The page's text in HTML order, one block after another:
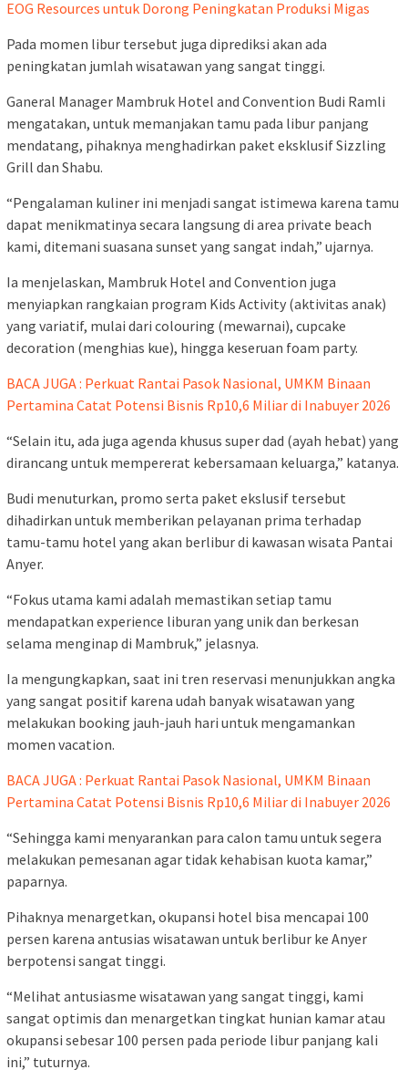
EOG Resources untuk Dorong Peningkatan Produksi Migas
Pada momen libur tersebut juga diprediksi akan ada
peningkatan jumlah wisatawan yang sangat tinggi.
Ganeral Manager Mambruk Hotel and Convention Budi Ramli
mengatakan, untuk memanjakan tamu pada libur panjang
mendatang, pihaknya menghadirkan paket eksklusif Sizzling
Grill dan Shabu.
“Pengalaman kuliner ini menjadi sangat istimewa karena tamu
dapat menikmatinya secara langsung di area private beach
kami, ditemani suasana sunset yang sangat indah,” ujarnya.
Ia menjelaskan, Mambruk Hotel and Convention juga
menyiapkan rangkaian program Kids Activity (aktivitas anak)
yang variatif, mulai dari colouring (mewarnai), cupcake
decoration (menghias kue), hingga keseruan foam party.
BACA JUGA : Perkuat Rantai Pasok Nasional, UMKM Binaan
Pertamina Catat Potensi Bisnis Rp10,6 Miliar di Inabuyer 2026
“Selain itu, ada juga agenda khusus super dad (ayah hebat) yang
dirancang untuk mempererat kebersamaan keluarga,” katanya.
Budi menuturkan, promo serta paket ekslusif tersebut
dihadirkan untuk memberikan pelayanan prima terhadap
tamu-tamu hotel yang akan berlibur di kawasan wisata Pantai
Anyer.
“Fokus utama kami adalah memastikan setiap tamu
mendapatkan experience liburan yang unik dan berkesan
selama menginap di Mambruk,” jelasnya.
Ia mengungkapkan, saat ini tren reservasi menunjukkan angka
yang sangat positif karena udah banyak wisatawan yang
melakukan booking jauh-jauh hari untuk mengamankan
momen vacation.
BACA JUGA : Perkuat Rantai Pasok Nasional, UMKM Binaan
Pertamina Catat Potensi Bisnis Rp10,6 Miliar di Inabuyer 2026
“Sehingga kami menyarankan para calon tamu untuk segera
melakukan pemesanan agar tidak kehabisan kuota kamar,”
paparnya.
Pihaknya menargetkan, okupansi hotel bisa mencapai 100
persen karena antusias wisatawan untuk berlibur ke Anyer
berpotensi sangat tinggi.
“Melihat antusiasme wisatawan yang sangat tinggi, kami
sangat optimis dan menargetkan tingkat hunian kamar atau
okupansi sebesar 100 persen pada periode libur panjang kali
ini,” tuturnya.